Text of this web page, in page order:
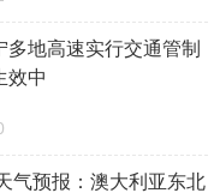
多地高速实行交通管制
效中
气预报：澳大利亚东北